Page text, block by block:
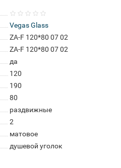
Vegas Glass
ZA-F 120*80 07 02
ZA-F 120*80 07 02
да
120
190
80
раздвижные
2
матовое
душевой уголок